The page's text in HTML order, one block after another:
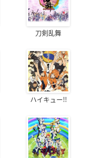
刀剣乱舞
ハイキュー!!